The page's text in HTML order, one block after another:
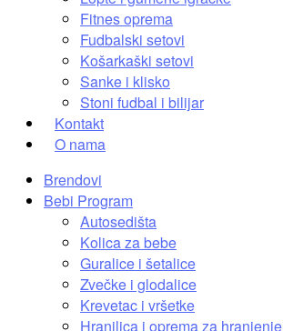
Fitnes oprema
Fudbalski setovi
Košarkaški setovi
Sanke i klisko
Stoni fudbal i bilijar
Kontakt
O nama
Brendovi
Bebi Program
Autosedišta
Kolica za bebe
Guralice i šetalice
Zvečke i glodalice
Krevetac i vršetke
Hranilica i oprema za hranjenje